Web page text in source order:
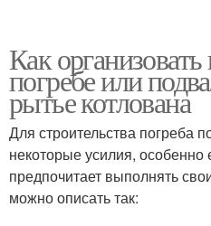
Как
погребе или
рытье котлована
Для строительства погреба
некоторые усилия, особенно
предпочитает выполнять
можно описать так: